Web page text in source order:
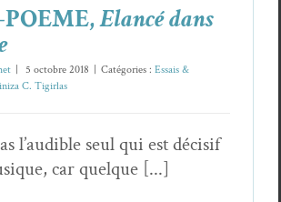
Elancé dans
| 5 octobre 2018 | Catégories : Essais &
C. Tigirlas
l’audible seul qui est décisif
car quelque [...]